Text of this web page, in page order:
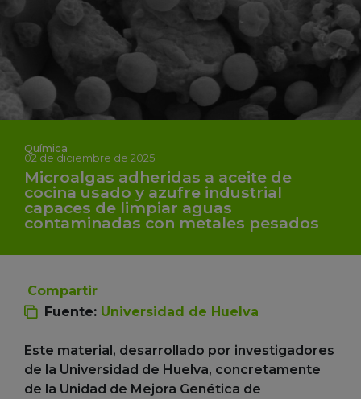
Química
02 de diciembre de 2025
Microalgas adheridas a aceite de
cocina usado y azufre industrial
capaces de limpiar aguas
contaminadas con metales pesados
Compartir
Fuente: Universidad de Huelva
Este material, desarrollado por investigadores
de la Universidad de Huelva, concretamente
de la Unidad de Mejora Genética de